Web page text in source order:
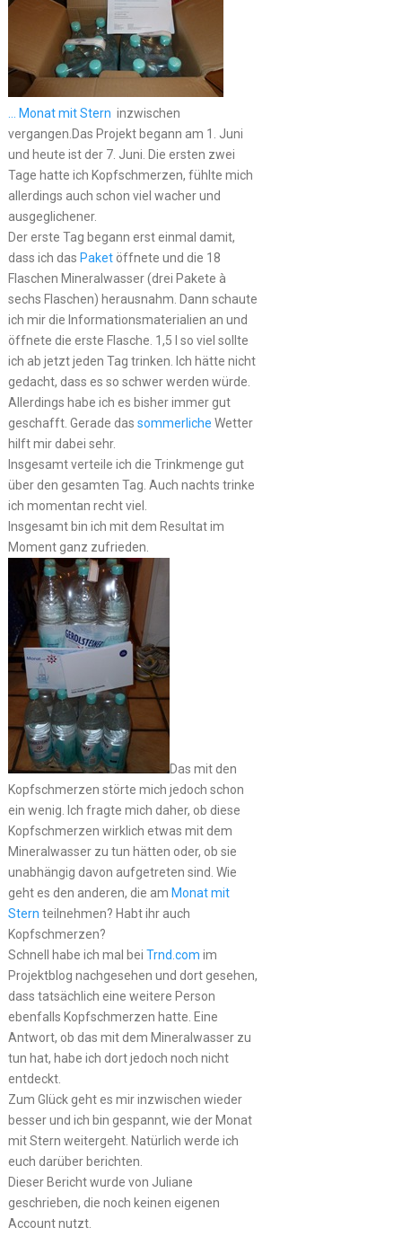
… Monat mit Stern inzwischen
vergangen.Das Projekt begann am 1. Juni
und heute ist der 7. Juni. Die ersten zwei
Tage hatte ich Kopfschmerzen, fühlte mich
allerdings auch schon viel wacher und
ausgeglichener.
Der erste Tag begann erst einmal damit,
dass ich das Paketöffnete und die 18
Flaschen Mineralwasser (drei Pakete à
sechs Flaschen) herausnahm. Dann schaute
ich mir die Informationsmaterialien an und
öffnete die erste Flasche. 1,5 l so viel sollte
ich ab jetzt jeden Tag trinken. Ich hätte nicht
gedacht, dass es so schwer werden würde.
Allerdings habe ich es bisher immer gut
geschafft. Gerade das sommerliche Wetter
hilft mir dabei sehr.
Insgesamt verteile ich die Trinkmenge gut
über den gesamten Tag. Auch nachts trinke
ich momentan recht viel.
Insgesamt bin ich mit dem Resultat im
Moment ganz zufrieden.
Das mit den
Kopfschmerzen störte mich jedoch schon
ein wenig. Ich fragte mich daher, ob diese
Kopfschmerzen wirklich etwas mit dem
Mineralwasser zu tun hätten oder, ob sie
unabhängig davon aufgetreten sind. Wie
geht es den anderen, die am Monat mit
Stern teilnehmen? Habt ihr auch
Kopfschmerzen?
Schnell habe ich mal bei Trnd.com im
Projektblog nachgesehen und dort gesehen,
dass tatsächlich eine weitere Person
ebenfalls Kopfschmerzen hatte. Eine
Antwort, ob das mit dem Mineralwasser zu
tun hat, habe ich dort jedoch noch nicht
entdeckt.
Zum Glück geht es mir inzwischen wieder
besser und ich bin gespannt, wie der Monat
mit Stern weitergeht. Natürlich werde ich
euch darüber berichten.
Dieser Bericht wurde von Juliane
geschrieben, die noch keinen eigenen
Account nutzt.